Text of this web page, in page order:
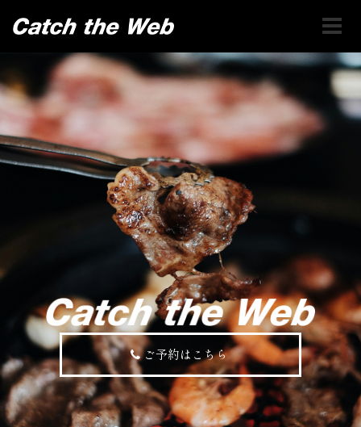
ご予約はこちら